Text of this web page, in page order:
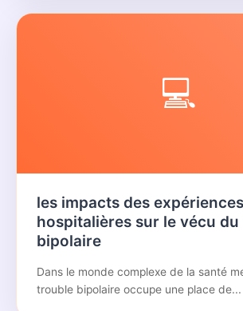
💻
les impacts des expériences
hospitalières sur le vécu
bipolaire
Dans le monde complexe de la santé
trouble bipolaire occupe une place de...